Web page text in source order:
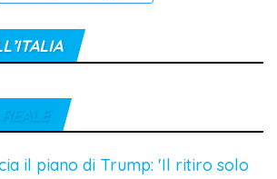
il piano di Trump: 'Il ritiro solo